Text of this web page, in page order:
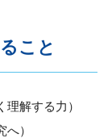
こと
理解する力）
へ）